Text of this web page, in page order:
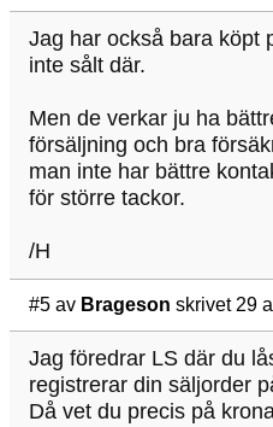
Jag har också bara köpt
inte sålt där.
Men de verkar ju ha
försäljning och bra
man inte har bättre
för större tackor.
/H
#5 av Brageson skrivet 29
Jag föredrar LS där du
registrerar din säljorder
Då vet du precis på